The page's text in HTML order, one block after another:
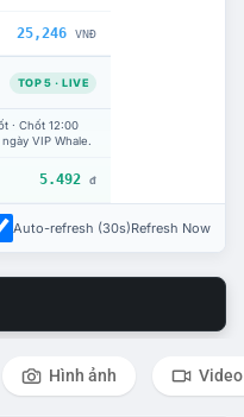
25,246 VNĐ
TOP 5 · LIVE
· Chốt 12:00
VIP Whale.
5.492 đ
Auto-refresh (30s)Refresh Now
Hình ảnh Video